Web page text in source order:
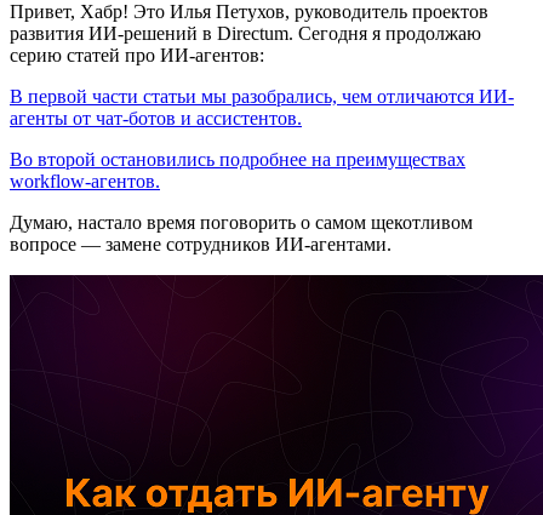
Привет, Хабр! Это Илья Петухов, руководитель проектов
развития ИИ-решений в Directum. Сегодня я продолжаю
серию статей про ИИ-агентов:
В первой части статьи мы разобрались, чем отличаются ИИ-
агенты от чат-ботов и ассистентов.
Во второй остановились подробнее на преимуществах
workflow-агентов.
Думаю, настало время поговорить о самом щекотливом
вопросе — замене сотрудников ИИ-агентами.